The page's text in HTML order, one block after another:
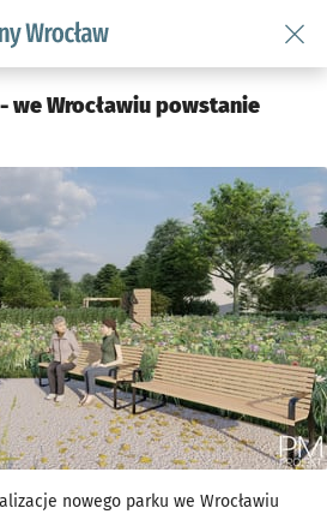
podserwis: Środowisko we
we Wrocławiu powstanie
nowego parku we Wrocławiu